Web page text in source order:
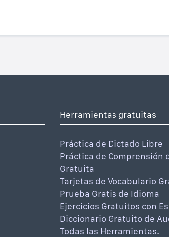
Herramientas gratuitas
Práctica de Dictado Libre
Práctica de Comprensión
Gratuita
Tarjetas de Vocabulario
Prueba Gratis de Idioma
Ejercicios Gratuitos con
Diccionario Gratuito de
Todas las Herramientas.